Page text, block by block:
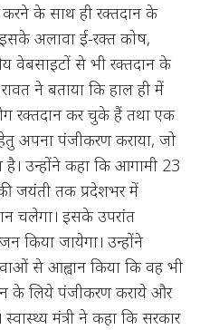
के साथ ही रक्तदान के
अलावा ई-रक्त कोष,
वेबसाइटों से भी रक्तदान के
ने बताया कि हाल ही में
रक्तदान कर चुके हैं तथा एक
अपना पंजीकरण कराया, जो
है। उन्होंने कहा कि आगामी 23
जयंती तक प्रदेशभर में
चलेगा। इसके उपरांत
किया जायेगा। उन्होंने
से आह्वान किया कि वह भी
के लिये पंजीकरण कराये और
मंत्री ने कहा कि सरकार